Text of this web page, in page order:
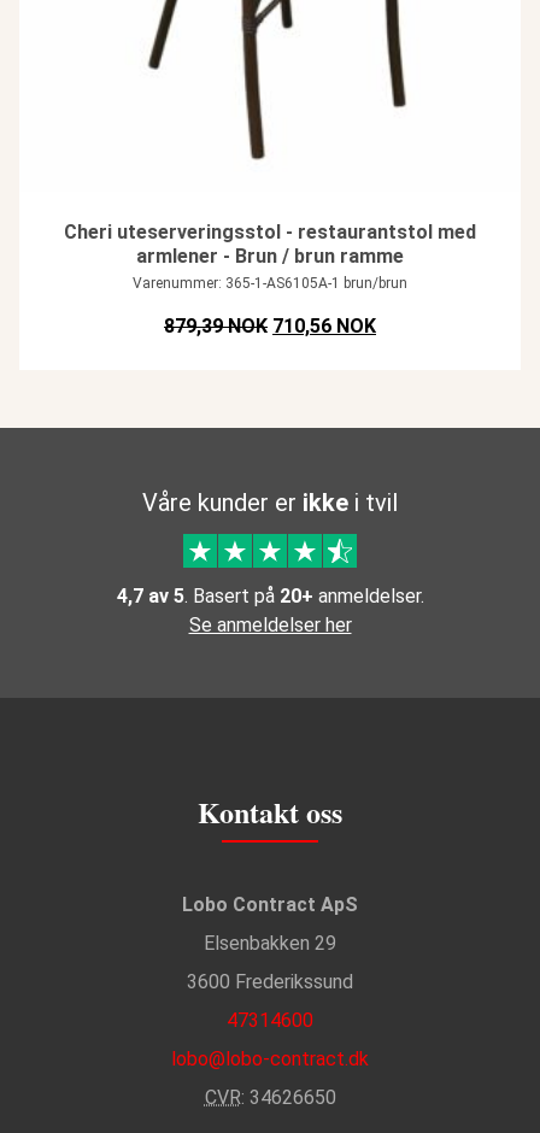
Cheri uteserveringsstol - restaurantstol med
armlener - Brun / brun ramme
Varenummer: 365-1-AS6105A-1 brun/brun
879,39 NOK Opprinnelig pris var: NOK
710,56 NOKNåværende pris er:
Våre kunder er ikke i tvil
4,7 av 5. Basert på 20+ anmeldelser.
Se anmeldelser her
Kontakt oss
Lobo Contract ApS
Elsenbakken 29
3600 Frederikssund
47314600
lobo@lobo-contract.dk
CVR: 34626650